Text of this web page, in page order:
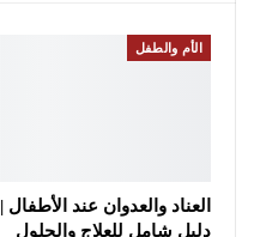
الأم والطفل
العناد والعدوان عند الأطفال |
دليل شامل للعلاج والحلول